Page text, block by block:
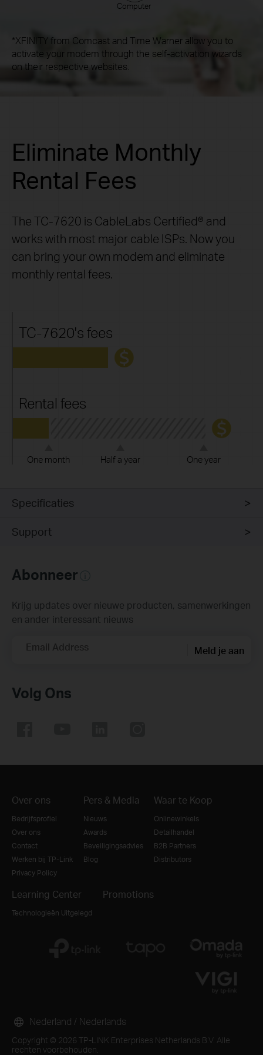
Computer
*XFINITY from Comcast and Time Warner allow you to
activate your modem through the self-activation wizards
on their respective websites.
Eliminate Monthly
Rental Fees
The TC-7620 is CableLabs Certified® and
works with most major cable ISPs. Now you
can bring your own modem and eliminate
monthly rental fees.
TC-7620's fees
Rental fees
One month Half a year One year
Specificaties
Support
Abonneer
Krijg updates over nieuwe producten, samenwerkingen
en ander interessant nieuws
Email Address Meld je aan
Volg Ons
Over ons
Bedrijfsprofiel
Over ons
Contact
Werken bij TP-Link
Privacy Policy
Pers & Media
Nieuws
Awards
Beveiligingsadvies
Blog
Waar te Koop
Onlinewinkels
Detailhandel
B2B Partners
Distributors
Learning Center
Technologieën Uitgelegd
Promotions
Copyright © 2026 TP-LINK Enterprises Netherlands B.V. Alle
rechten voorbehouden.
Nederland / Nederlands